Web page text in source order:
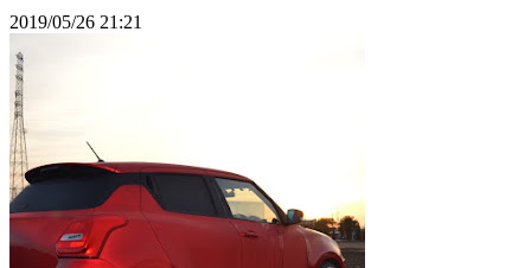
2019/05/26 21:21